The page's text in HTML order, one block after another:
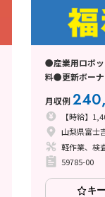
●産業用ロボ
料●更新ボー
月収例
【時給】
山梨県富士
軽作業、検
59785-00
キ